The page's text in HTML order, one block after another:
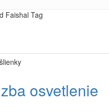
Faishal Tag
osvetlenie